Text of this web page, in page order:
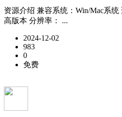
资源介绍 兼容系统：Win/Mac系
高版本 分辨率： ...
2024-12-02
983
0
免费